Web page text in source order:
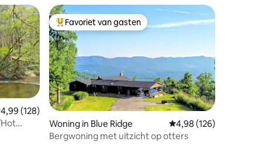
beoordeling van 4,99 uit 5, 128 recensies
4,99 (128)
Topfavoriet van gasten
Favoriet van gasten
Woning in Blue Ridge Gemiddelde
4,98 (126)
Bergwoning met uitzicht op otters